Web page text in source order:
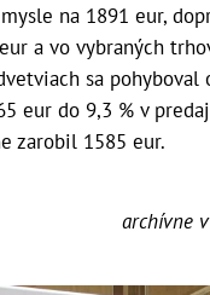
na 1891 eur,
a vo vybraných
sa
eur do 9,3 % v
zarobil 1585 eur.
archívne